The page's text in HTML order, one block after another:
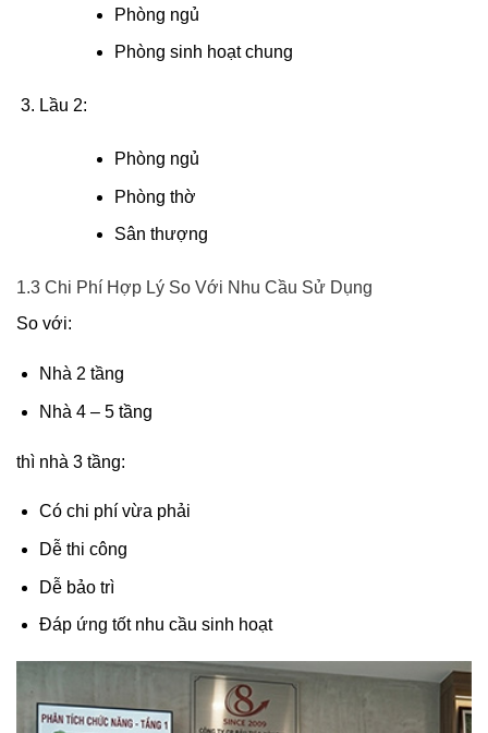
Phòng ngủ
Phòng sinh hoạt chung
Lầu 2:
Phòng ngủ
Phòng thờ
Sân thượng
1.3 Chi Phí Hợp Lý So Với Nhu Cầu Sử Dụng
So với:
Nhà 2 tầng
Nhà 4 – 5 tầng
thì nhà 3 tầng:
Có chi phí vừa phải
Dễ thi công
Dễ bảo trì
Đáp ứng tốt nhu cầu sinh hoạt